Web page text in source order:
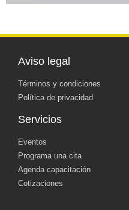
Aviso legal
Términos y condiciones
Política de privacidad
Servicios
Eventos
Programa una cita
Agenda capacitación
Cotizaciones